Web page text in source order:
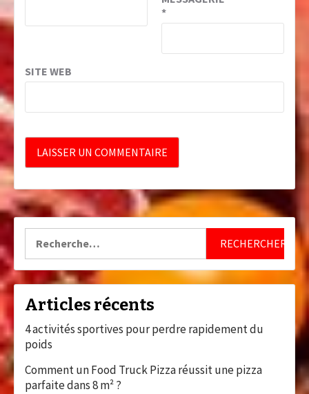
*
SITE WEB
Articles récents
4 activités sportives pour perdre rapidement du
poids
Comment un Food Truck Pizza réussit une pizza
parfaite dans 8 m² ?